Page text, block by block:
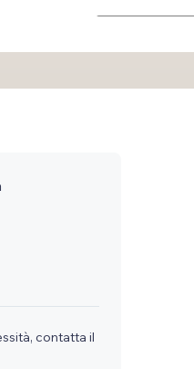
contatta il